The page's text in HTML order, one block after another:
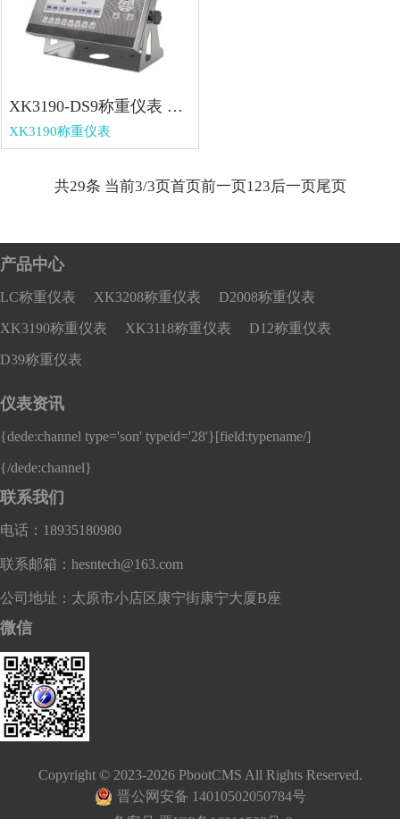
XK3190-DS9称重仪表 XK3190-DS9称重仪表
XK3190称重仪表
共29条 当前3/3页首页前一页1 23后一页尾页
产品中心
LC称重仪表 XK3208称重仪表 D2008称重仪表
XK3190称重仪表 XK3118称重仪表 D12称重仪表
D39称重仪表
仪表资讯
{dede:channel type='son' typeid='28'}[field:typename/]
{/dede:channel}
联系我们
电话：18935180980
联系邮箱：hesntech@163.com
公司地址：太原市小店区康宁街康宁大厦B座
微信
Copyright © 2023-2026 PbootCMS All Rights Reserved.
晋公网安备 14010502050784号